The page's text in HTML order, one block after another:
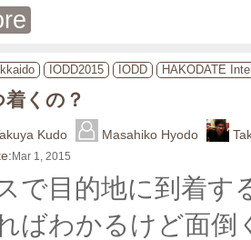
IODD2015 IODD HAKODATE
着くの？
Kudo Masahiko Hyodo
Mar 1, 2015
で目的地に到着す
ばわかるけど面倒